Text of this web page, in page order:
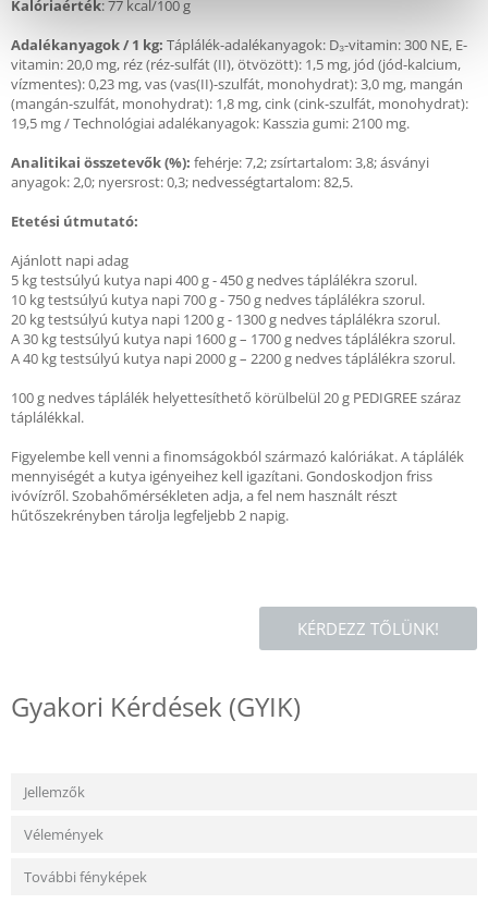
Kalóriaérték: 77 kcal/100 g
Adalékanyagok / 1 kg: Táplálék-adalékanyagok: D₃-vitamin: 300 NE, E-
vitamin: 20,0 mg, réz (réz-sulfát (II), ötvözött): 1,5 mg, jód (jód-kalcium,
vízmentes): 0,23 mg, vas (vas(II)-szulfát, monohydrat): 3,0 mg, mangán
(mangán-szulfát, monohydrat): 1,8 mg, cink (cink-szulfát, monohydrat):
19,5 mg / Technológiai adalékanyagok: Kasszia gumi: 2100 mg.
Analitikai összetevők (%): fehérje: 7,2; zsírtartalom: 3,8; ásványi
anyagok: 2,0; nyersrost: 0,3; nedvességtartalom: 82,5.
Etetési útmutató:
Ajánlott napi adag
5 kg testsúlyú kutya napi 400 g - 450 g nedves táplálékra szorul.
10 kg testsúlyú kutya napi 700 g - 750 g nedves táplálékra szorul.
20 kg testsúlyú kutya napi 1200 g - 1300 g nedves táplálékra szorul.
A 30 kg testsúlyú kutya napi 1600 g – 1700 g nedves táplálékra szorul.
A 40 kg testsúlyú kutya napi 2000 g – 2200 g nedves táplálékra szorul.
100 g nedves táplálék helyettesíthető körülbelül 20 g PEDIGREE száraz
táplálékkal.
Figyelembe kell venni a finomságokból származó kalóriákat. A táplálék
mennyiségét a kutya igényeihez kell igazítani. Gondoskodjon friss
ivóvízről. Szobahőmérsékleten adja, a fel nem használt részt
hűtőszekrényben tárolja legfeljebb 2 napig.
KÉRDEZZ TŐLÜNK!
Gyakori Kérdések (GYIK)
Jellemzők
Vélemények
További fényképek